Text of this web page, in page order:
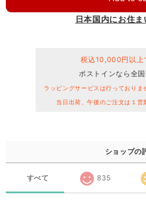
日本国内にお住
税込10,000円以上
ポストインなら全
ラッピングサービスは行っておりま
当日出荷、午後のご注文は１営
ショップの
すべて 835